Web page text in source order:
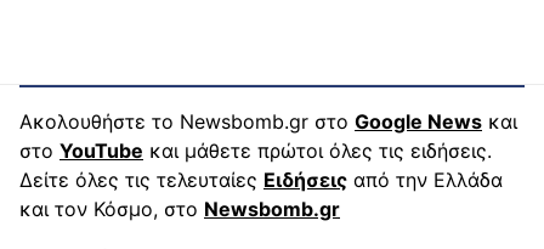
Ακολουθήστε το Newsbomb.gr στο Google News και
στο YouTube και μάθετε πρώτοι όλες τις ειδήσεις.
Δείτε όλες τις τελευταίες Ειδήσεις από την Ελλάδα
και τον Κόσμο, στο Newsbomb.gr